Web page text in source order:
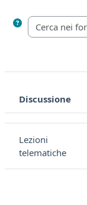
Stato
Discussione
Lezioni
telematiche